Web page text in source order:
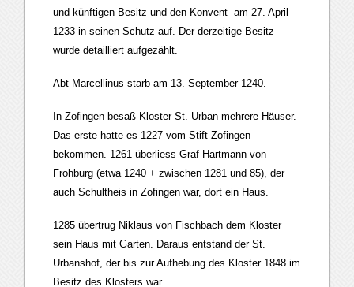
und künftigen Besitz und den Konvent am 27. April
1233 in seinen Schutz auf. Der derzeitige Besitz
wurde detailliert aufgezählt.
Abt Marcellinus starb am 13. September 1240.
In Zofingen besaß Kloster St. Urban mehrere Häuser.
Das erste hatte es 1227 vom Stift Zofingen
bekommen. 1261 überliess Graf Hartmann von
Frohburg (etwa 1240 + zwischen 1281 und 85), der
auch Schultheis in Zofingen war, dort ein Haus.
1285 übertrug Niklaus von Fischbach dem Kloster
sein Haus mit Garten. Daraus entstand der St.
Urbanshof, der bis zur Aufhebung des Kloster 1848 im
Besitz des Klosters war.